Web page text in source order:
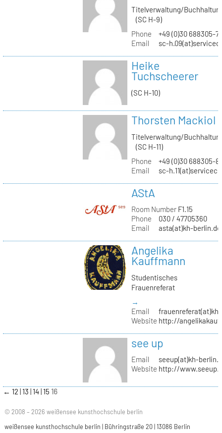
Titelverwaltung/
(SC H-9)
Phone
+49 (0)30 688305-
Email
sc-
Heike
Tuchscheerer
(SC H-10)
Thorsten Mackiol
Titelverwaltung/
(SC H-11)
Phone
+49 (0)30 688305-
Email
sc-
AStA
Room NumberF1.15
Phone
030 / 47705360
Email
asta(at)kh-berlin.de
Angelika
Kauffmann
Studentisches
Frauenreferat
→
Email
Website http://
see up
Email
seeup(at)kh-
Website http://
← 12 13 14 15 16
© 2008 – 2026 weißensee kunsthochschule berlin
weißensee kunsthochschule berlin | Bühringstraße 20 | 13086 Berlin